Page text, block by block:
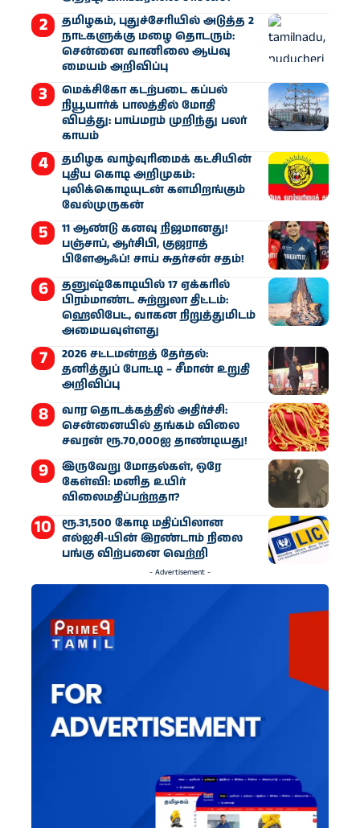
தமிழகம், புதுச்சேரியில் அடுத்த 2
நாட்களுக்கு மழை தொடரும்:
சென்னை வானிலை ஆய்வு
மையம் அறிவிப்பு
மெக்சிகோ கடற்படை கப்பல்
நியூயார்க் பாலத்தில் மோதி
விபத்து: பாய்மரம் முறிந்து பலர்
காயம்
தமிழக வாழ்வுரிமைக் கட்சியின்
புதிய கொடி அறிமுகம்:
புலிக்கொடியுடன் களமிறங்கும்
வேல்முருகன்
11 ஆண்டு கனவு நிஜமானது!
பஞ்சாப், ஆர்சிபி, குஜராத்
பிளேஆஃப்! சாய் சுதர்சன் சதம்!
தனுஷ்கோடியில் 17 ஏக்கரில்
பிரம்மாண்ட சுற்றுலா திட்டம்:
ஹெலிபேட், வாகன நிறுத்துமிடம்
அமையவுள்ளது
2026 சட்டமன்றத் தேர்தல்:
தனித்துப் போட்டி – சீமான் உறுதி
அறிவிப்பு
வார தொடக்கத்தில் அதிர்ச்சி:
சென்னையில் தங்கம் விலை
சவரன் ரூ.70,000ஐ தாண்டியது!
இருவேறு மோதல்கள், ஒரே
கேள்வி: மனித உயிர்
விலைமதிப்பற்றதா?
ரூ.31,500 கோடி மதிப்பிலான
எல்ஐசி-​யின் இரண்​டாம் நிலை
பங்கு விற்பனை வெற்றி
- Advertisement -